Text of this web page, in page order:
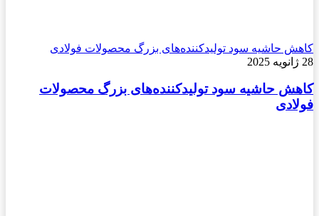
کاهش حاشیه سود تولیدکننده‌های بزرگ محصولات فولادی
28 ژانویه 2025
کاهش حاشیه سود تولیدکننده‌های بزرگ محصولات
فولادی